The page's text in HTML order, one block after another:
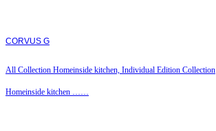
CORVUS G
All Collection Homeinside kitchen, Individual Edition Collection
Homeinside kitchen ……